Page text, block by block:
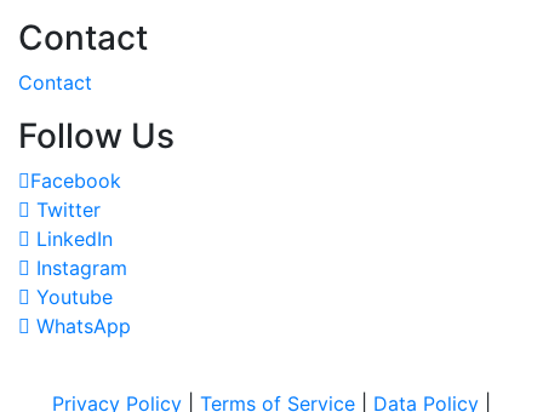
Contact
Contact
Follow Us
Facebook
Twitter
LinkedIn
Instagram
Youtube
WhatsApp
Privacy Policy Terms of Service Data Policy